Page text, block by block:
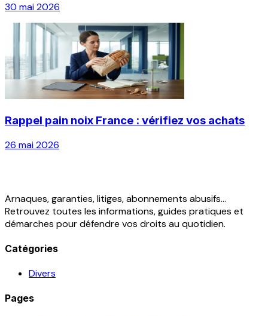
30 mai 2026
Rappel pain noix France : vérifiez vos achats
26 mai 2026
Arnaques, garanties, litiges, abonnements abusifs...
Retrouvez toutes les informations, guides pratiques et
démarches pour défendre vos droits au quotidien.
Catégories
Divers
Pages